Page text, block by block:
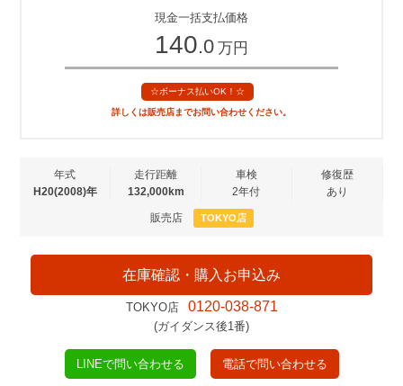
現金一括支払価格
140.0 万円
☆ボーナス払いOK！☆
詳しくは販売店までお問い合わせください。
年式
H20(2008)年
走行距離
132,000km
車検
2年付
修復歴
あり
販売店 TOKYO店
在庫確認・購入お申込み
TOKYO店 0120-038-871
(ガイダンス後1番)
LINEで問い合わせる 電話で問い合わせる